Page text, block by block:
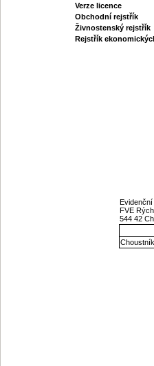
Verze licence
Obchodní rejstřík
Živnostenský rejstřík
Rejstřík
Evidenční
FVE
544 42